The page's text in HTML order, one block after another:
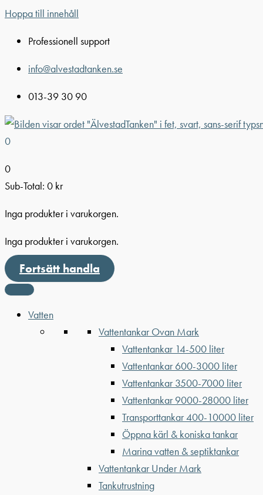
Hoppa till innehåll
Professionell support
info@alvestadtanken.se
013-39 30 90
0
0
Sub-Total: 0 kr
Inga produkter i varukorgen.
Inga produkter i varukorgen.
Fortsätt handla
Vatten
Vattentankar Ovan Mark
Vattentankar 14-500 liter
Vattentankar 600-3000 liter
Vattentankar 3500-7000 liter
Vattentankar 9000-28000 liter
Transporttankar 400-10000 liter
Öppna kärl & koniska tankar
Marina vatten & septiktankar
Vattentankar Under Mark
Tankutrustning